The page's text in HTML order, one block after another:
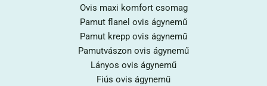
Ovis maxi komfort csomag
Pamut flanel ovis ágynemű
Pamut krepp ovis ágynemű
Pamutvászon ovis ágynemű
Lányos ovis ágynemű
Fiús ovis ágynemű